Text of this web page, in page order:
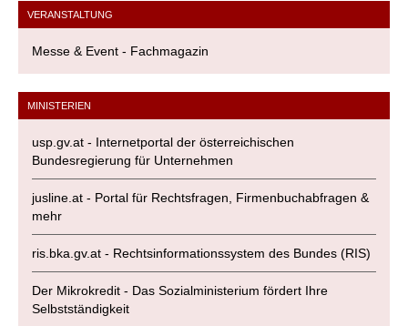
VERANSTALTUNG
Messe & Event - Fachmagazin
MINISTERIEN
usp.gv.at - Internetportal der österreichischen
Bundesregierung für Unternehmen
jusline.at - Portal für Rechtsfragen, Firmenbuchabfragen &
mehr
ris.bka.gv.at - Rechtsinformationssystem des Bundes (RIS)
Der Mikrokredit - Das Sozialministerium fördert Ihre
Selbstständigkeit